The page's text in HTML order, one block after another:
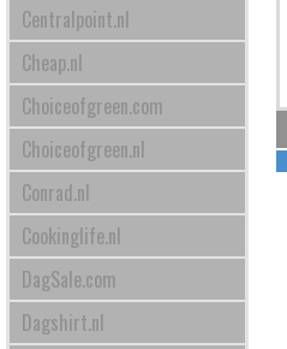
Centralpoint.nl
Cheap.nl
Choiceofgreen.com
Choiceofgreen.nl
Conrad.nl
Cookinglife.nl
DagSale.com
Dagshirt.nl